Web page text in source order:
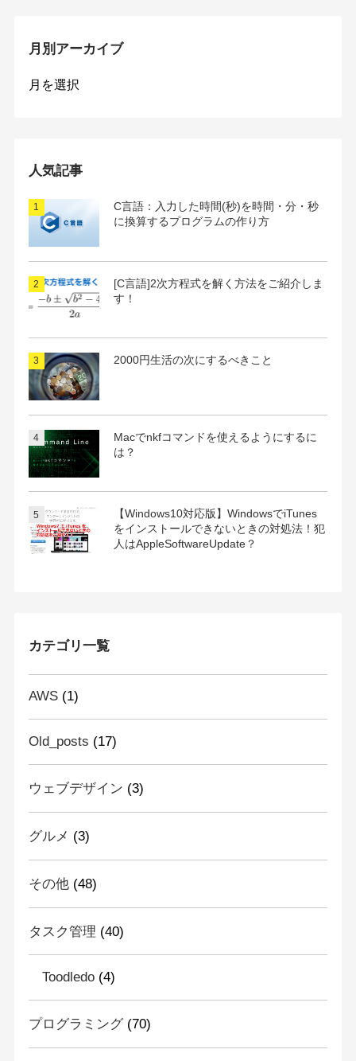
月別アーカイブ
月
イ
人気記事
C言語：入力した時間(秒)を時間・分・秒
に換算するプログラムの作り方
[C言語]2次方程式を解く方法をご紹介しま
す！
2000円生活の次にするべきこと
Macでnkfコマンドを使えるようにするに
は？
【Windows10対応版】WindowsでiTunes
をインストールできないときの対処法！犯
人はAppleSoftwareUpdate？
カテゴリ一覧
AWS(1)
Old_posts (17)
ウェブデザイン (3)
グルメ (3)
その他(48)
タスク管理 (40)
Toodledo(4)
プログラミング(70)